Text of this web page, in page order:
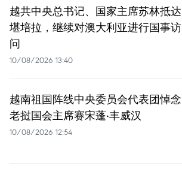
越共中央总书记、国家主席苏林抵达
堪培拉，继续对澳大利亚进行国事访
问
10/08/2026 13:40
越南祖国阵线中央委员会代表团悼念
老挝国会主席赛宋蓬·丰威汉
10/08/2026 12:54